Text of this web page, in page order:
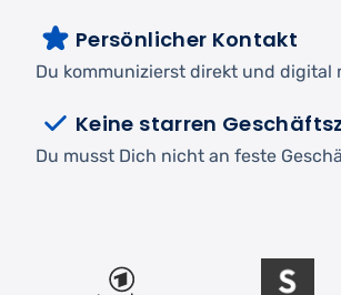
Persönlicher Kontakt
Du kommunizierst direkt und
Keine starren
Du musst Dich nicht an feste